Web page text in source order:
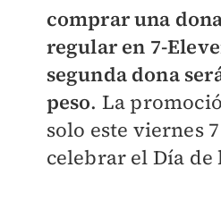
comprar una
regular en 7-
segunda dona
peso. La
solo este viernes
celebrar el Día de